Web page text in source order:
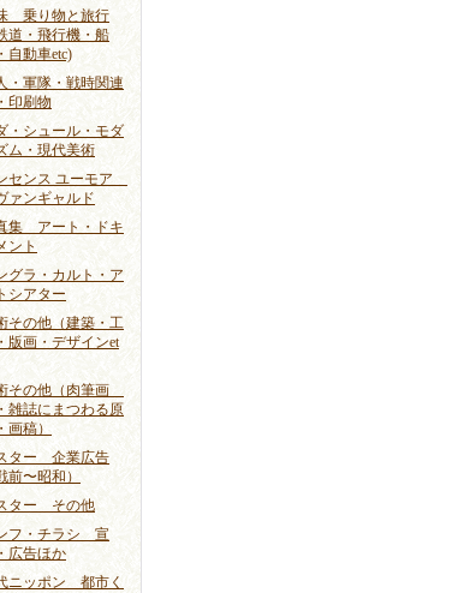
乗り物と旅行
道・飛行機・船
自動車etc)
・軍隊・戦時関連
印刷物
・シュール・モダ
ム・現代美術
センス ユーモア
ァンギャルド
集 アート・ドキ
ント
グラ・カルト・ア
シアター
その他（建築・工
版画・デザインet
その他（肉筆画
雑誌にまつわる原
画稿）
ター 企業広告
前〜昭和）
ター その他
フ・チラシ 宣
広告ほか
ニッポン 都市く